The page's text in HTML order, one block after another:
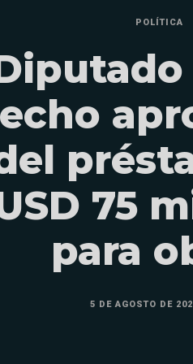
POLÍTICA
75
para
5 DE AGOSTO DE